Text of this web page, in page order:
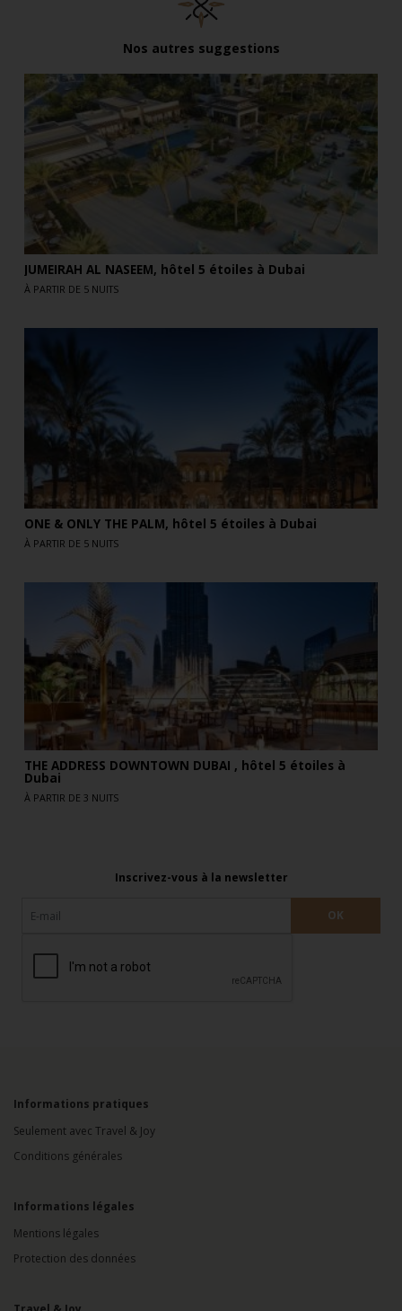
Nos autres suggestions
JUMEIRAH AL NASEEM, hôtel 5 étoiles à Dubai
À PARTIR DE 5 NUITS
ONE & ONLY THE PALM, hôtel 5 étoiles à Dubai
À PARTIR DE 5 NUITS
THE ADDRESS DOWNTOWN DUBAI , hôtel 5 étoiles à
Dubai
À PARTIR DE 3 NUITS
Inscrivez-vous à la newsletter
Informations pratiques
Seulement avec Travel & Joy
Conditions générales
Informations légales
Mentions légales
Protection des données